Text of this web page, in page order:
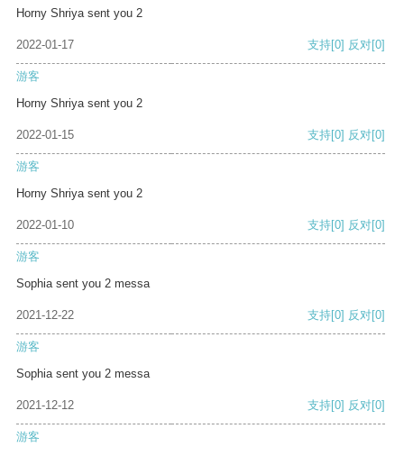
Horny Shriya sent you 2
2022-01-17 支持[0] 反对[0]
游客
Horny Shriya sent you 2
2022-01-15 支持[0] 反对[0]
游客
Horny Shriya sent you 2
2022-01-10 支持[0] 反对[0]
游客
Sophia sent you 2 messa
2021-12-22 支持[0] 反对[0]
游客
Sophia sent you 2 messa
2021-12-12 支持[0] 反对[0]
游客